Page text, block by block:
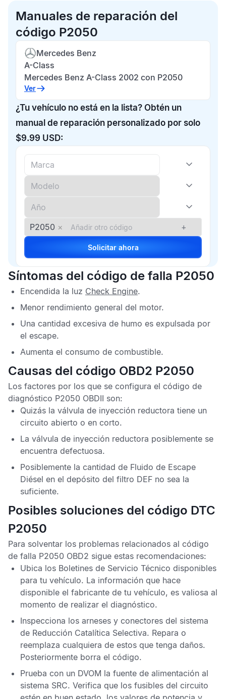
Manuales de reparación del
código P2050
Mercedes Benz
A-Class
Mercedes Benz A-Class 2002 con P2050
Ver
¿Tu vehículo no está en la lista? Obtén un
manual de reparación personalizado por solo
$9.99 USD:
P2050 × +
Solicitar ahora
Síntomas del código de falla P2050
Encendida la luz Check Engine.
Menor rendimiento general del motor.
Una cantidad excesiva de humo es expulsada por
el escape.
Aumenta el consumo de combustible.
Causas del código OBD2 P2050
Los factores por los que se configura el código de
diagnóstico P2050 OBDII son:
Quizás la válvula de inyección reductora tiene un
circuito abierto o en corto.
La válvula de inyección reductora posiblemente se
encuentra defectuosa.
Posiblemente la cantidad de Fluido de Escape
Diésel en el depósito del filtro DEF no sea la
suficiente.
Posibles soluciones del código DTC
P2050
Para solventar los problemas relacionados al código
de falla P2050 OBD2 sigue estas recomendaciones:
Ubica los Boletines de Servicio Técnico disponibles
para tu vehículo. La información que hace
disponible el fabricante de tu vehículo, es valiosa al
momento de realizar el diagnóstico.
Inspecciona los arneses y conectores del sistema
de Reducción Catalítica Selectiva. Repara o
reemplaza cualquiera de estos que tenga daños.
Posteriormente borra el código.
Prueba con un DVOM la fuente de alimentación al
sistema SRC. Verifica que los fusibles del circuito